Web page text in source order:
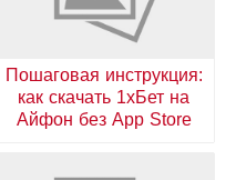
Пошаговая инструкция:
как скачать 1хБет на
Айфон без App Store